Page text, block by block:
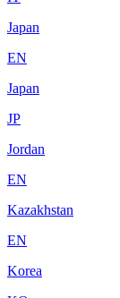
Japan
EN
Japan
JP
Jordan
EN
Kazakhstan
EN
Korea